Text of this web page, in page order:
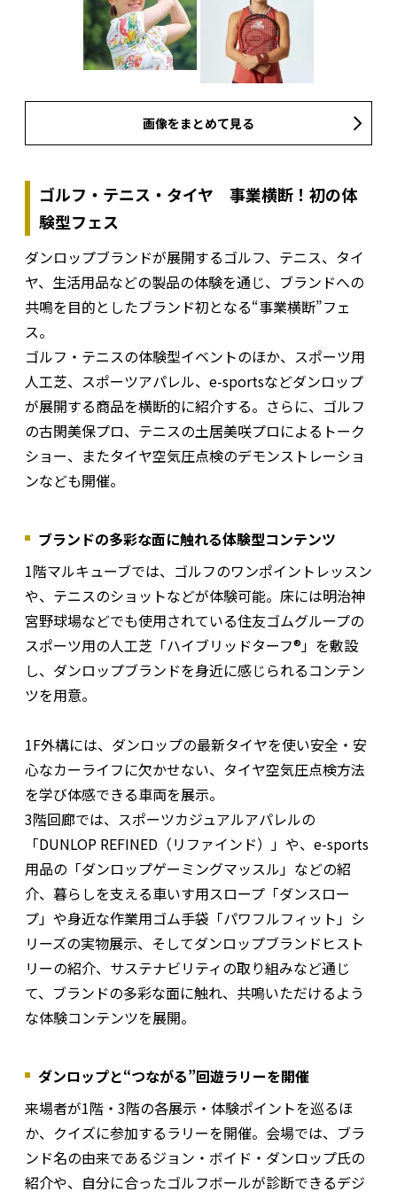
画像をまとめて見る
ゴルフ・テニス・タイヤ 事業横断！初の体
験型フェス
ダンロップブランドが展開するゴルフ、テニス、タイ
ヤ、生活用品などの製品の体験を通じ、ブランドへの
共鳴を目的としたブランド初となる“事業横断”フェ
ス。
ゴルフ・テニスの体験型イベントのほか、スポーツ用
人工芝、スポーツアパレル、e-sportsなどダンロップ
が展開する商品を横断的に紹介する。さらに、ゴルフ
の古閑美保プロ、テニスの土居美咲プロによるトーク
ショー、またタイヤ空気圧点検のデモンストレーショ
ンなども開催。
ブランドの多彩な面に触れる体験型コンテンツ
1階マルキューブでは、ゴルフのワンポイントレッスン
や、テニスのショットなどが体験可能。床には明治神
宮野球場などでも使用されている住友ゴムグループの
スポーツ用の人工芝「ハイブリッドターフ®」を敷設
し、ダンロップブランドを身近に感じられるコンテン
ツを用意。
1F外構には、ダンロップの最新タイヤを使い安全・安
心なカーライフに欠かせない、タイヤ空気圧点検方法
を学び体感できる車両を展示。
3階回廊では、スポーツカジュアルアパレルの
「DUNLOP REFINED（リファインド）」や、e-sports
用品の「ダンロップゲーミングマッスル」などの紹
介、暮らしを支える車いす用スロープ「ダンスロー
プ」や身近な作業用ゴム手袋「パワフルフィット」シ
リーズの実物展示、そしてダンロップブランドヒスト
リーの紹介、サステナビリティの取り組みなど通じ
て、ブランドの多彩な面に触れ、共鳴いただけるよう
な体験コンテンツを展開。
ダンロップと“つながる”回遊ラリーを開催
来場者が1階・3階の各展示・体験ポイントを巡るほ
か、クイズに参加するラリーを開催。会場では、ブラ
ンド名の由来であるジョン・ボイド・ダンロップ氏の
紹介や、自分に合ったゴルフボールが診断できるデジ